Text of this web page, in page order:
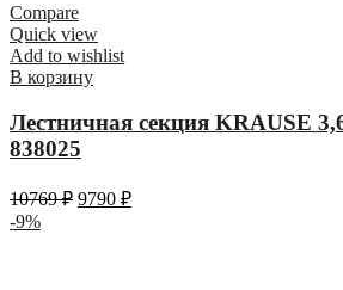
Compare
Quick view
Add to wishlist
В корзину
Лестничная секция KRAUSE
838025
10769₽ 9790 ₽
-9%